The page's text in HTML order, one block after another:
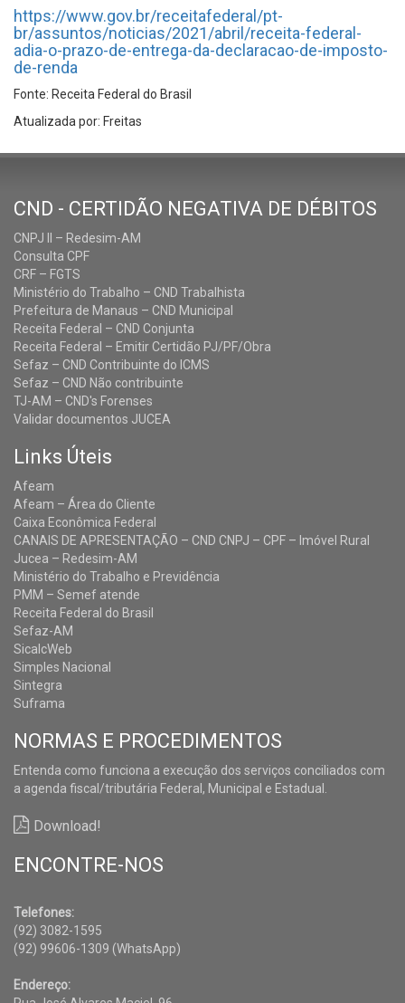
https://www.gov.br/receitafederal/pt-
br/assuntos/noticias/2021/abril/receita-federal-
adia-o-prazo-de-entrega-da-declaracao-de-imposto-
de-renda
Fonte: Receita Federal do Brasil
Atualizada por: Freitas
CND - CERTIDÃO NEGATIVA DE DÉBITOS
CNPJ II – Redesim-AM
Consulta CPF
CRF – FGTS
Ministério do Trabalho – CND Trabalhista
Prefeitura de Manaus – CND Municipal
Receita Federal – CND Conjunta
Receita Federal – Emitir Certidão PJ/PF/Obra
Sefaz – CND Contribuinte do ICMS
Sefaz – CND Não contribuinte
TJ-AM – CND's Forenses
Validar documentos JUCEA
Links Úteis
Afeam
Afeam – Área do Cliente
Caixa Econômica Federal
CANAIS DE APRESENTAÇÃO – CND CNPJ – CPF – Imóvel Rural
Jucea – Redesim-AM
Ministério do Trabalho e Previdência
PMM – Semef atende
Receita Federal do Brasil
Sefaz-AM
SicalcWeb
Simples Nacional
Sintegra
Suframa
NORMAS E PROCEDIMENTOS
Entenda como funciona a execução dos serviços conciliados com
a agenda fiscal/tributária Federal, Municipal e Estadual.
Download!
ENCONTRE-NOS
Telefones:
(92) 3082-1595
(92) 99606-1309 (WhatsApp)
Endereço: